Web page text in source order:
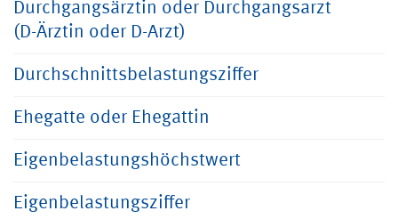
Durchgangsärztin oder Durchgangsarzt
(D-Ärztin oder D-Arzt)
Durchschnittsbelastungsziffer
Ehegatte oder Ehegattin
Eigenbelastungshöchstwert
Eigenbelastungsziffer